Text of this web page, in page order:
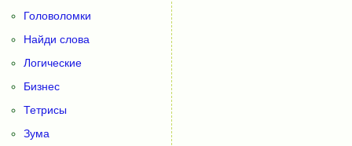
Головоломки
Найди слова
Логические
Бизнес
Тетрисы
Зума